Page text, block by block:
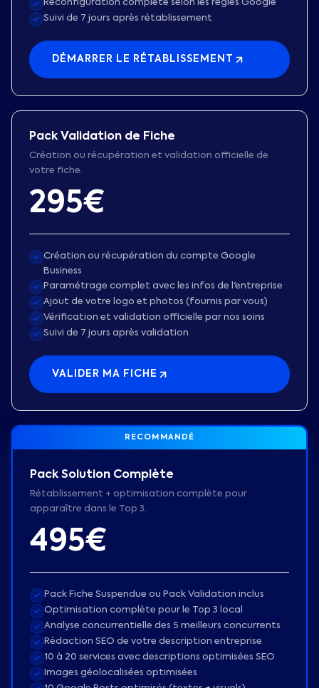
Reconfiguration complète selon les règles Google
Suivi de 7 jours après rétablissement
DÉMARRER LE RÉTABLISSEMENT
Pack Validation de Fiche
Création ou récupération et validation officielle de
votre fiche.
295€
Création ou récupération du compte Google
Business
Paramétrage complet avec les infos de l'entreprise
Ajout de votre logo et photos (fournis par vous)
Vérification et validation officielle par nos soins
Suivi de 7 jours après validation
VALIDER MA FICHE
RECOMMANDÉ
Pack Solution Complète
Rétablissement + optimisation complète pour
apparaître dans le Top 3.
495€
Pack Fiche Suspendue ou Pack Validation inclus
Optimisation complète pour le Top 3 local
Analyse concurrentielle des 5 meilleurs concurrents
Rédaction SEO de votre description entreprise
10 à 20 services avec descriptions optimisées SEO
Images géolocalisées optimisées